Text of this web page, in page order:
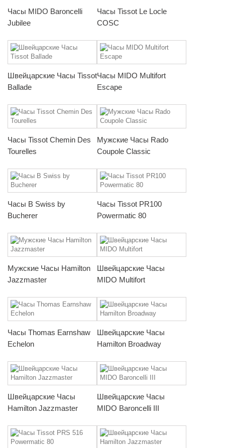
Часы MIDO Baroncelli
Jubilee
Часы Tissot Le Locle
COSC
Швейцарские Часы Tissot
Ballade
Часы MIDO Multifort
Escape
Часы Tissot Chemin Des
Tourelles
Мужские Часы Rado
Coupole Classic
Часы B Swiss by
Bucherer
Часы Tissot PR100
Powermatic 80
Мужские Часы Hamilton
Jazzmaster
Швейцарские Часы
MIDO Multifort
Часы Thomas Earnshaw
Echelon
Швейцарские Часы
Hamilton Broadway
Швейцарские Часы
Hamilton Jazzmaster
Швейцарские Часы
MIDO Baroncelli III